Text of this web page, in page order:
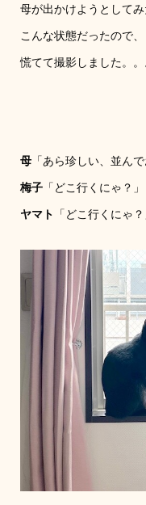
母が出かけようとしてみ
こんな状態だったので、
慌てて撮影しました。。
母「あら珍しい、並んで
梅子「どこ行くにゃ？」
ヤマト 「どこ行くにゃ？